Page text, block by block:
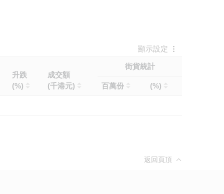
顯示設定
升跌
(%)
成交額
(千港元)
街貨統計
百萬份 (%)
返回頁頂